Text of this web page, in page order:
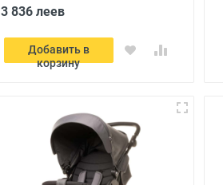
3 836 леев
Добавить в
корзину